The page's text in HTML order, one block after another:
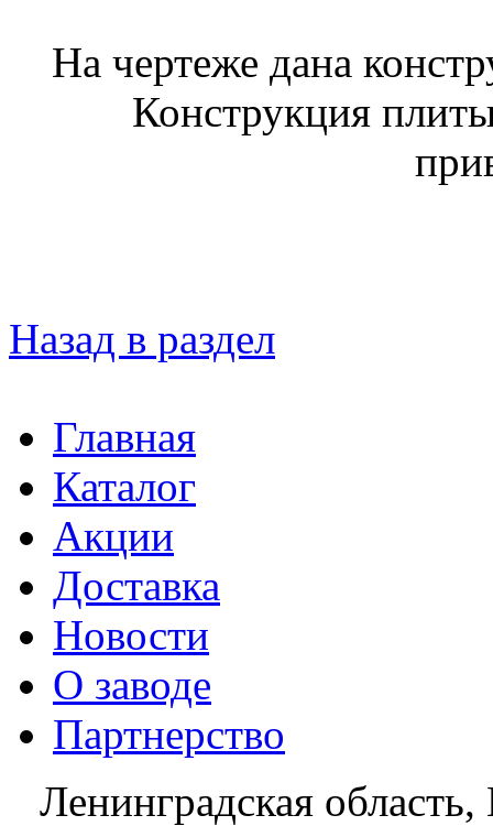
На чертеже дана
Конструкция
Назад в раздел
Главная
Каталог
Акции
Доставка
Новости
О заводе
Партнерство
Ленинградская